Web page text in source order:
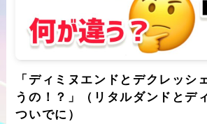
「ディミヌエンドとデクレッ
うの！？」（リタルダンドとデ
ついでに）